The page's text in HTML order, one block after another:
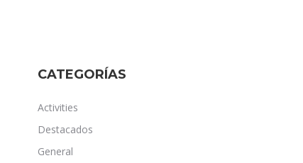
CATEGORÍAS
Activities
Destacados
General